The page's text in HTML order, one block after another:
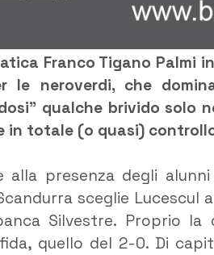
Franco Tigano Palmi
le neroverdi, che
qualche brivido solo
in totale (o quasi)
alla presenza degli
sceglie
Silvestre. Proprio la
quello del 2-0. Di